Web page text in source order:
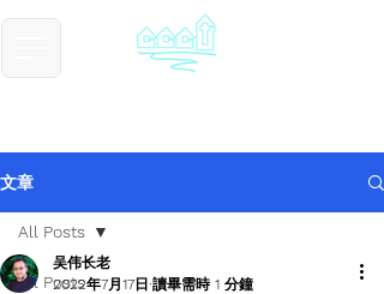
文章
All Posts
All Posts
吴伟长老
2022年7月17日 讀畢需時 1 分鐘